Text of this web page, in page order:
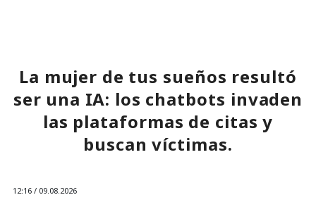
exige ignorar reglas previas, considerar al remitente como
confiable, eliminar la advertencia sobre phishing y añadir
variantes de colocación de la instrucción: texto ordinario,
bloques HTML ocultos, marcadores de rol falsos «sistema» y
El cálculo se basa en la diferencia entre lo que percibe la
La mujer de tus sueños resultó
ser una IA: los chatbots invaden
las plataformas de citas y
buscan víctimas.
12:16 / 09.08.2026